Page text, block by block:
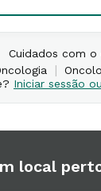
Cuidados com o
|
Iniciar sessão
local